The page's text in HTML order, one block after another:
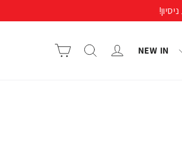
NEW IN התחבר/י חיפוש